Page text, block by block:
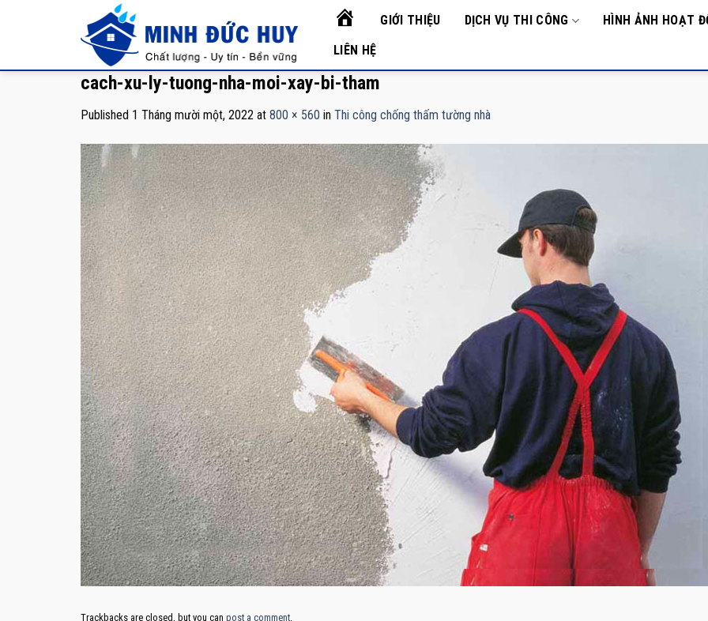
TRANG
GIỚI THIỆU DỊCH VỤ THI CÔNG HÌNH ẢNH HOẠT
LIÊN HỆ
cach-xu-ly-tuong-nha-moi-xay-bi-tham
Published 1 Tháng mười một, 2022 at 800 × 560 in Thi công chống thấm tường nhà
Trackbacks are closed, but you can post a comment.